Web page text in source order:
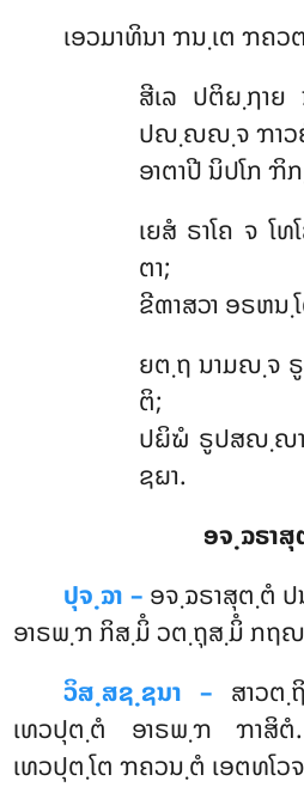
ເອວມາທິນາ ຠນ຺ເຕ ຠຄວ
ສີເລ ປຕິຏ຺ຐາ
ປຎ຺ຎຎ຺ຈ ຠາວ
ອາຕາປີ ນິປໂກ ຠິ
ເຍສໍ ຣາໂຄ ຈ ໂ
ຕາ;
ຂີຓາສວາ ອຣຫນ຺
ຍຕ຺ຖນາມຎ຺ຈ
ຕິ;
ປຏິຆໍ ຣູປສຎ຺ຎາ
ຊຏາ.
ອຈ຺ຉຣາ
ປຸຈ຺ຉາ –ອຈ຺ຉຣາສຸຕ຺ຕໍ ປ
ອາຣພ຺ຠ ກິສ຺ມິໍ ວຕ຺ຖຸສ຺ມິໍ ກຖ
ວິສ຺ສຊ຺ຊນາ – ສາວ
ເທວປຸຕ຺ຕໍ ອາຣພ຺ຠ ຠາສິ
ເທວປຸຕ຺ໂຕ ຠຄວນ຺ຕໍ ເອຕທໂວ